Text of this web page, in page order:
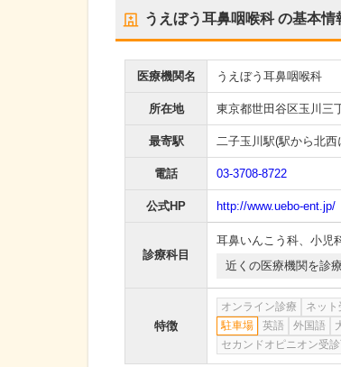
うえぼう耳鼻咽喉科の基本情
医療機関名 うえぼう耳鼻咽喉科
所在地 東京都世田谷区玉川三
最寄駅 二子玉川駅(駅から北西
電話 03-3708-8722
公式HP http://www.uebo-ent.jp/
診療科目
耳鼻いんこう科、 小児
近くの医療機関を診
特徴
オンライン診療 ネット
駐車場
英語 外国語
セカンドオピニオン受